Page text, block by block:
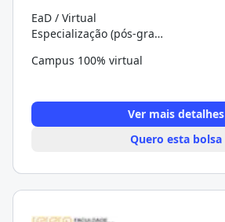
EaD / Virtual
Especialização (pós-graduação)
Campus 100% virtual
Ver mais detalhes
Quero esta bolsa